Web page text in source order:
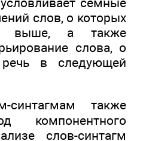
слов, о которых
выше, а также
слова, о
в следующей
также
компонентного
слов-синтагм